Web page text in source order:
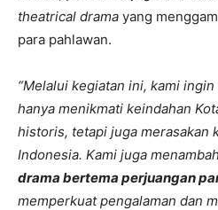
theatrical drama yang
para pahlawan.
“Melalui kegiatan ini, kami
hanya menikmati keindahan
historis, tetapi juga merasakan
Indonesia. Kami juga
drama bertema perjuangan
memperkuat pengalaman dan